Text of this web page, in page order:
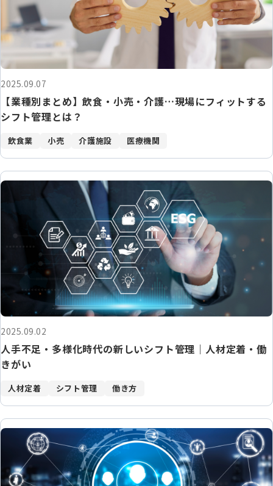
2025.09.07
【業種別まとめ】飲食・小売・介護…現場にフィットする
シフト管理とは？
飲食業 小売 介護施設 医療機関
2025.09.02
人手不足・多様化時代の新しいシフト管理｜人材定着・働
きがい
人材定着 シフト管理 働き方